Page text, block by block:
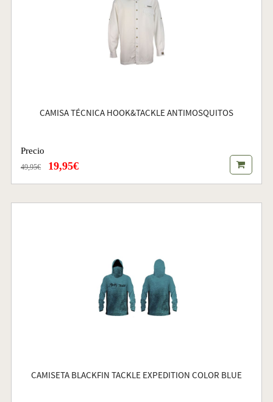
CAMISA TÉCNICA HOOK&TACKLE ANTIMOSQUITOS
Precio
49,95€ 19,95€
CAMISETA BLACKFIN TACKLE EXPEDITION COLOR BLUE